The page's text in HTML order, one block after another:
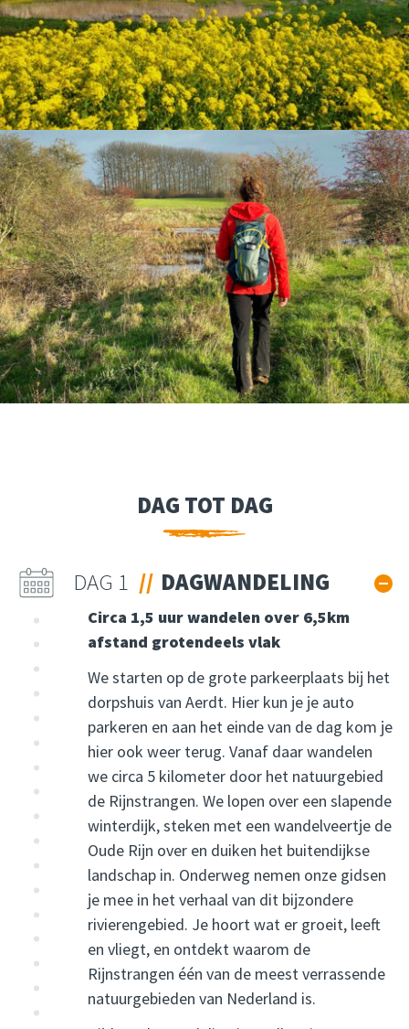
DAG TOT DAG
DAG 1 DAGWANDELING
Circa 1,5 uur wandelen over 6,5km
afstand grotendeels vlak
We starten op de grote parkeerplaats bij het
dorpshuis van Aerdt. Hier kun je je auto
parkeren en aan het einde van de dag kom je
hier ook weer terug. Vanaf daar wandelen
we circa 5 kilometer door het natuurgebied
de Rijnstrangen. We lopen over een slapende
winterdijk, steken met een wandelveertje de
Oude Rijn over en duiken het buitendijkse
landschap in. Onderweg nemen onze gidsen
je mee in het verhaal van dit bijzondere
rivierengebied. Je hoort wat er groeit, leeft
en vliegt, en ontdekt waarom de
Rijnstrangen één van de meest verrassende
natuurgebieden van Nederland is.